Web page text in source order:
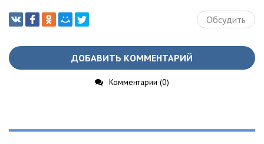
Обсудить
ДОБАВИТЬ КОММЕНТАРИЙ
Комментарии (0)